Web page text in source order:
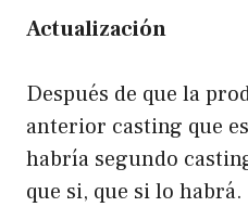
Actualización
Después de que la
anterior casting que
habría segundo
que si, que si lo habrá.